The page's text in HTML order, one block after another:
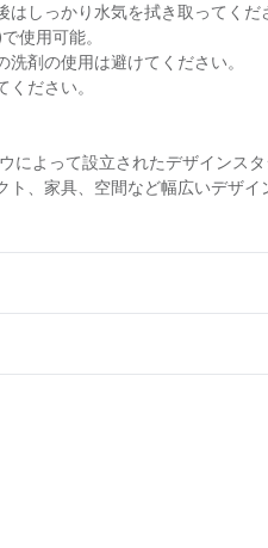
しっかり水気を拭き取ってくだ
使用可能。
剤の使用は避けてください。
ださい。
によって設立されたデザインス
、家具、空間など幅広いデザイ